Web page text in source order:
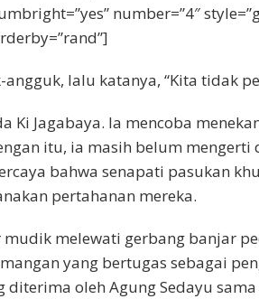
number=”4″
lalu katanya, “Kita tidak
Ki Jagabaya. Ia mencoba
itu, ia masih belum mengerti
bahwa senapati pasukan
pertahanan mereka.
melewati gerbang banjar
yang bertugas sebagai
diterima oleh Agung Sedayu